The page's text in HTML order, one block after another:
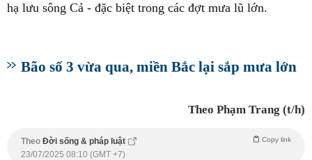
hạ lưu sông Cả - đặc biệt trong các đợt mưa lũ lớn.
Bão số 3 vừa qua, miền Bắc lại sắp mưa lớn
Theo Phạm Trang (t/h)
Theo Đời sống & pháp luật Copy link
23/07/2025 08:10 (GMT +7)